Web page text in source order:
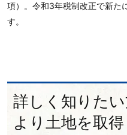
項）。令和3年税制改正で新た
す。
詳しく知りた
より土地を取